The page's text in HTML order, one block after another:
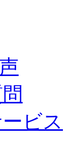
ビス